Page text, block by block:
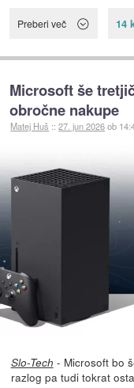
Preberi več 14
Microsoft še
obročne nakupe
Matej Huš ::27. jun 2026ob
Slo-Tech - Microsoft bo
razlog pa tudi tokrat